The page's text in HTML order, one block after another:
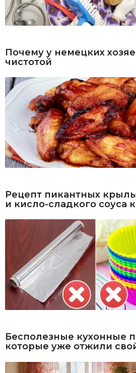
Почему у немецких
чистотой
Рецепт пикантных
и кисло-сладкого соуса
Бесполезные кухонные
которые уже отжили